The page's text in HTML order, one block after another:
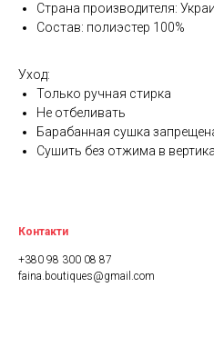
Страна производителя:
Состав: полиэстер 100%
Уход:
Только ручная стирка
Не отбеливать
Барабанная сушка
Сушить без отжима в
Контакти
+380 98 300 08 87
faina.boutiques@gmail.com